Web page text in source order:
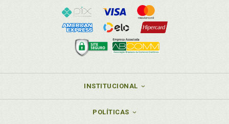
INSTITUCIONAL
POLÍTICAS